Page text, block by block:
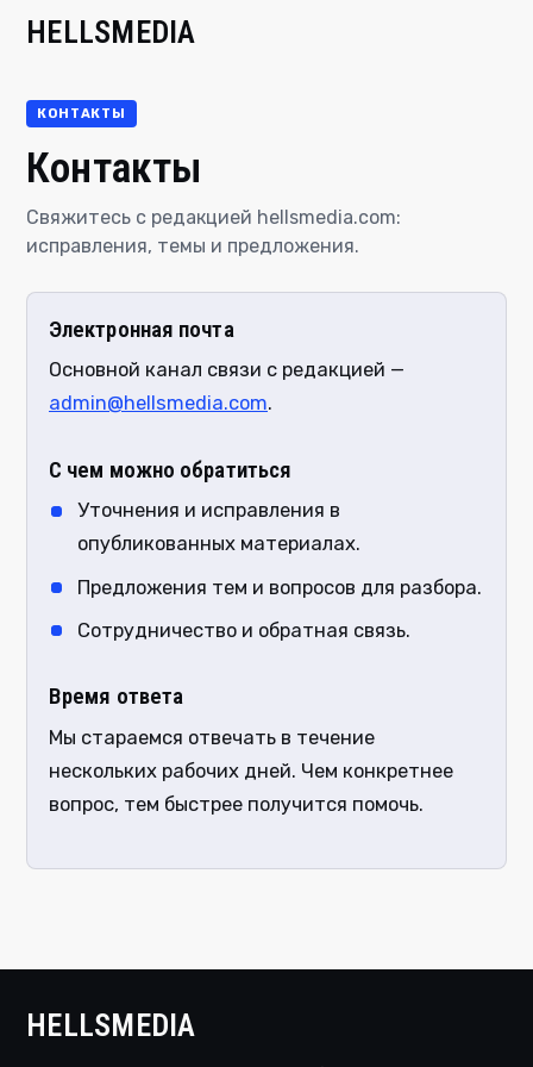
HELLSMEDIA
КОНТАКТЫ
Контакты
Свяжитесь с редакцией hellsmedia.com:
исправления, темы и предложения.
Электронная почта
Основной канал связи с редакцией —
admin@hellsmedia.com.
С чем можно обратиться
Уточнения и исправления в
опубликованных материалах.
Предложения тем и вопросов для разбора.
Сотрудничество и обратная связь.
Время ответа
Мы стараемся отвечать в течение
нескольких рабочих дней. Чем конкретнее
вопрос, тем быстрее получится помочь.
HELLSMEDIA